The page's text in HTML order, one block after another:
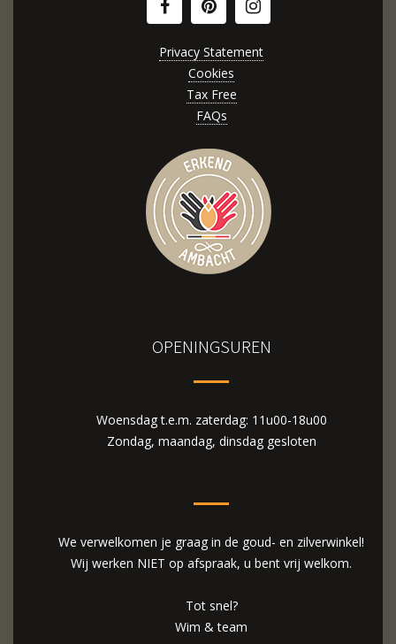
Privacy Statement
Cookies
Tax Free
FAQs
OPENINGSUREN
Woensdag t.e.m. zaterdag: 11u00-18u00
Zondag, maandag, dinsdag gesloten
We verwelkomen je graag in de goud- en zilverwinkel!
Wij werken NIET op afspraak, u bent vrij welkom.
Tot snel?
Wim & team